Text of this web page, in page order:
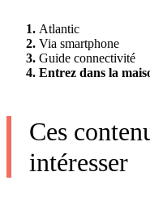
Atlantic
Via smartphone
Guide connectivité
Entrez dans la
Ces
intéresser